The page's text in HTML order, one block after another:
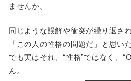
ませんか。
同じような誤解や衝突が繰り返され
「この人の性格の問題だ」と思い
でも実はそれ、“性格”ではなく、
ん。